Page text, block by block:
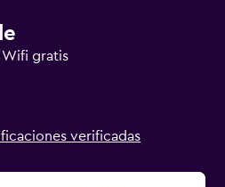
Wifi gratis
verificadas